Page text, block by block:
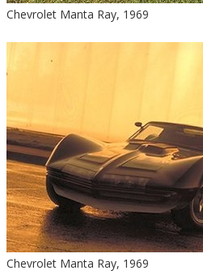
Chevrolet Manta Ray, 1969
Chevrolet Manta Ray, 1969